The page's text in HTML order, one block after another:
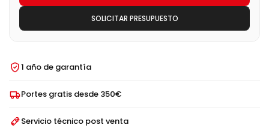
SOLICITAR PRESUPUESTO
1 año de garantía
Portes gratis desde 350€
Servicio técnico post venta